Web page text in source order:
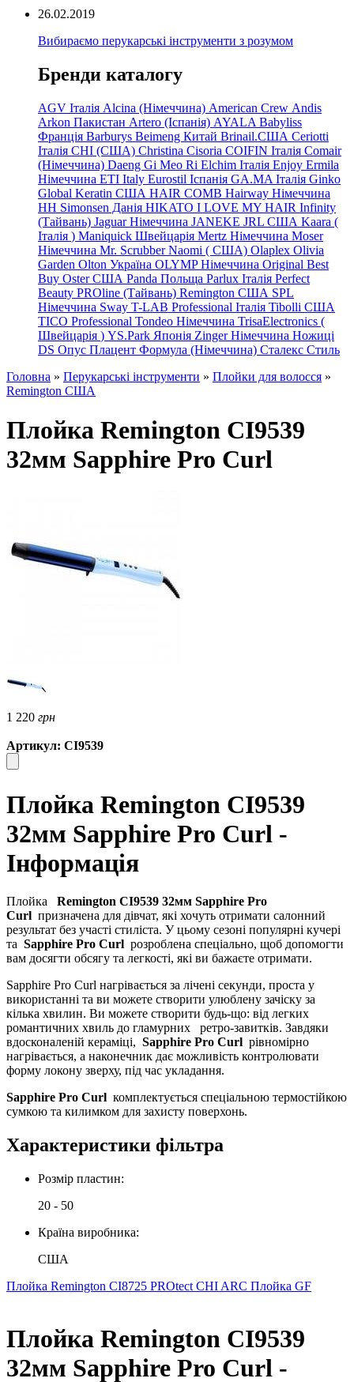
26.02.2019
Вибираємо перукарські інструменти з розумом
Бренди каталогу
AGV Італія Alcina (Німеччина) American Crew Andis
Arkon Пакистан Artero (Іспанія) AYALA Babyliss
Франція Barburys Beimeng Китай Brinail.США Ceriotti
Італія CHI (США) Christina Cisoria COIFIN Італія Comair
(Німеччина) Daeng Gi Meo Ri Elchim Італія Enjoy Ermila
Німеччина ETI Italy Eurostil Іспанія GA.MA Італія Ginko
Global Keratin США HAIR COMB Hairway Німеччина
HH Simonsen Данія HIKATO I LOVE MY HAIR Infinity
(Тайвань) Jaguar Німеччина JANEKE JRL США Kaara (
Італія ) Maniquick Швейцарія Mertz Німеччина Moser
Німеччина Mr. Scrubber Naomi ( США) Olaplex Olivia
Garden Olton Україна OLYMP Німеччина Original Best
Buy Oster США Panda Польща Parlux Італія Perfect
Beauty PROline (Тайвань) Remington США SPL
Німеччина Sway T-LAB Professional Італія Tibolli США
TICO Professional Tondeo Німеччина TrisaElectronics (
Швейцарія ) YS.Park Японія Zinger Німеччина Ножиці
DS Опус Плацент Формула (Німеччина) Сталекс Стиль
Головна » Перукарські інструменти » Плойки для волосся »
Remington США
Плойка Remington CI9539
32мм Sapphire Pro Curl
1 220 грн
Артикул: CI9539
Плойка Remington CI9539
32мм Sapphire Pro Curl -
Інформація
Плойка Remington CI9539 32мм Sapphire Pro
Curl призначена для дівчат, які хочуть отримати салонний
результат без участі стиліста. У цьому сезоні популярні кучері
та Sapphire Pro Curl розроблена спеціально, щоб допомогти
вам досягти обсягу та легкості, які ви бажаєте отримати.
Sapphire Pro Curl нагрівається за лічені секунди, проста у
використанні та ви можете створити улюблену зачіску за
кілька хвилин. Ви можете створити будь-що: від легких
романтичних хвиль до гламурних ретро-завитків. Завдяки
вдосконаленій кераміці, Sapphire Pro Curl рівномірно
нагрівається, а наконечник дає можливість контролювати
форму локону зверху, під час укладання.
Sapphire Pro Curl комплектується спеціальною термостійкою
сумкою та килимком для захисту поверхонь.
Характеристики фільтра
Розмір пластин:
20 - 50
Країна виробника:
США
Плойка Remington CI8725 PROtect CHI ARC Плойка GF
Плойка Remington CI9539
32мм Sapphire Pro Curl -